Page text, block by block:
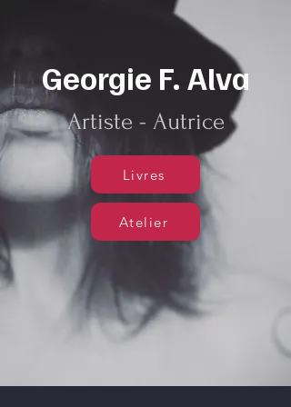
Georgie F. Alva
Artiste - Autrice
Livres
Atelier